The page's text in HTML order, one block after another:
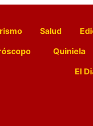
Salud
Quiniela
El